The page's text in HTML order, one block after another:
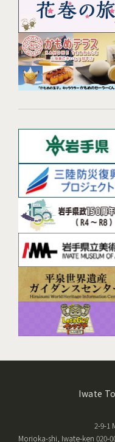
Iwate
2-9-1
Morioka-shi, Iwate-ken 020-